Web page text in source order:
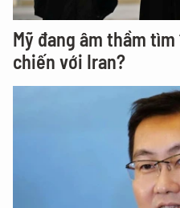
Mỹ đang âm thầm
chiến với Iran?